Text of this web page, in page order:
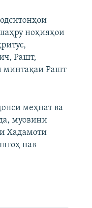
ноҳияҳои
Рашт,
минтақаи Рашт
меҳнат ва
муовини
Хадамоти
нав